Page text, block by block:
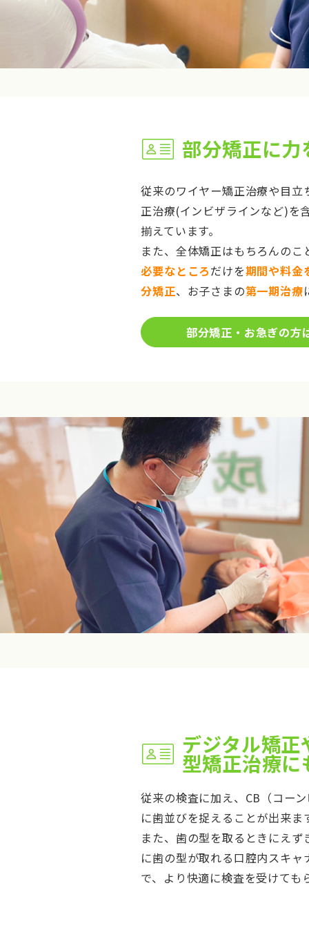
部分矯正に
従来のワイヤー矯正治療や目立
正治療(インビザラインなど)を
揃えています。
また、全体矯正はもちろんのこ
必要なところだけを期間や料金
分矯正、お子さまの第一期治療
部分矯正・お急ぎの方
デジタル矯
型矯正治療に
従来の検査に加え、CB（コー
に歯並びを捉えることが出来ま
また、歯の型を取るときにえ
に歯の型が取れる口腔内スキ
で、より快適に検査を受けても